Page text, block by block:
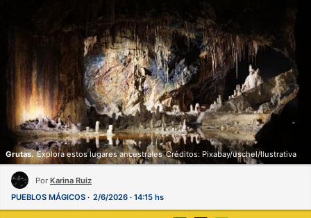
Grutas. Explora estos lugares ancestrales Créditos: Pixabay/uschel/Ilustrativa
Por Karina Ruiz
PUEBLOS MÁGICOS
2/6/2026 · 14:15 hs